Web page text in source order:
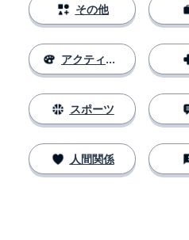
その他
アクティビティ
スポーツ
人間関係